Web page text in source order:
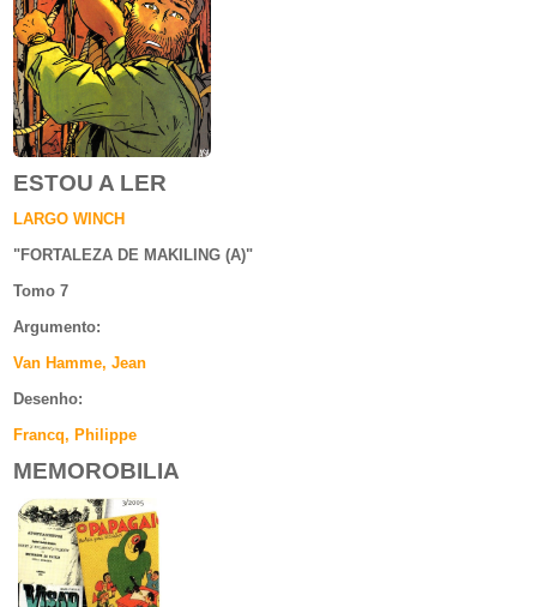
ESTOU A LER
LARGO WINCH
"FORTALEZA DE MAKILING (A)"
Tomo 7
Argumento:
Van Hamme, Jean
Desenho:
Francq, Philippe
MEMOROBILIA